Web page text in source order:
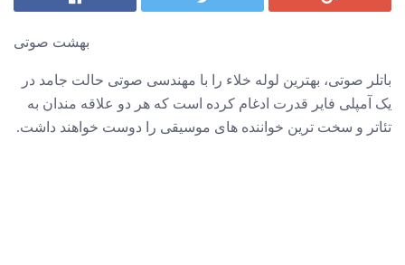
بهشت صوتی
باتلر صوتی، بهترین لوله خلاء را با مهندسی صوتی حالت جامد در
یک آمپلی فایر قدرت ادغام کرده است که هر دو علاقه مندان به
تئاتر و سخت ترین خواننده های موسیقی را دوست خواهند داشت.